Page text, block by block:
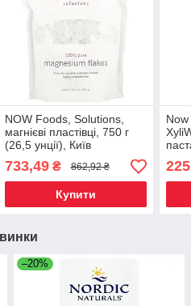
NOW Foods, Solutions,
магнієві пластівці, 750 г
(26,5 унції), Київ
733,49₴ 862,92 ₴
Купити
–20%